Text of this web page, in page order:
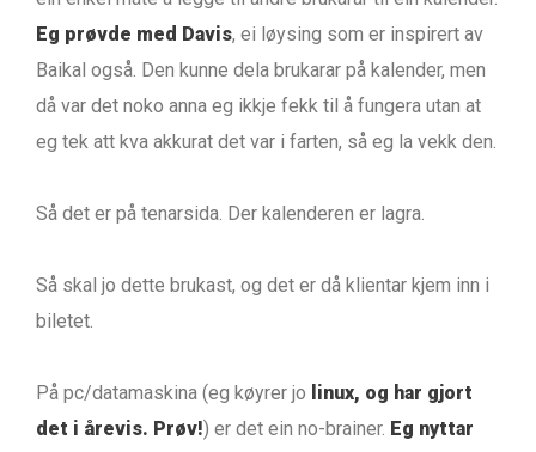
Eg prøvde med Davis, ei løysing som er inspirert av
Baikal også. Den kunne dela brukarar på kalender, men
då var det noko anna eg ikkje fekk til å fungera utan at
eg tek att kva akkurat det var i farten, så eg la vekk den.
Så det er på tenarsida. Der kalenderen er lagra.
Så skal jo dette brukast, og det er då klientar kjem inn i
biletet.
På pc/datamaskina (eg køyrer jo linux, og har gjort
det i årevis. Prøv!) er det ein no-brainer. Eg nyttar